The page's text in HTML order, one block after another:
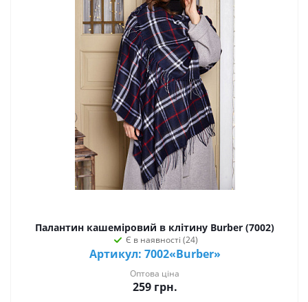
Палантин кашеміровий в клітину Burber (7002)
Є в наявності (24)
Артикул: 7002«Burber»
Оптова ціна
259грн.